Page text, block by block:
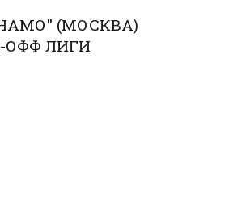
(МОСКВА)
ОФФ ЛИГИ